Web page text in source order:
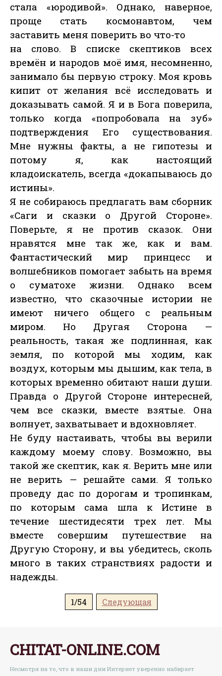
стала «юродивой». Однако, наверное,
проще стать космонавтом, чем
заставить меня поверить во что-то
на слово. В списке скептиков всех
времён и народов моё имя, несомненно,
занимало бы первую строку. Моя кровь
кипит от желания всё исследовать и
доказывать самой. Я и в Бога поверила,
только когда «попробовала на зуб»
подтверждения Его существования.
Мне нужны факты, а не гипотезы и
потому я, как настоящий
кладоискатель, всегда «докапываюсь до
истины».
Я не собираюсь предлагать вам сборник
«Саги и сказки о Другой Стороне».
Поверьте, я не против сказок. Они
нравятся мне так же, как и вам.
Фантастический мир принцесс и
волшебников помогает забыть на время
о суматохе жизни. Однако всем
известно, что сказочные истории не
имеют ничего общего с реальным
миром. Но Другая Сторона —
реальность, такая же подлинная, как
земля, по которой мы ходим, как
воздух, которым мы дышим, как тела, в
которых временно обитают наши души.
Правда о Другой Стороне интересней,
чем все сказки, вместе взятые. Она
волнует, захватывает и вдохновляет.
Не буду настаивать, чтобы вы верили
каждому моему слову. Возможно, вы
такой же скептик, как я. Верить мне или
не верить — решайте сами. Я только
проведу дас по дорогам и тропинкам,
по которым сама шла к Истине в
течение шестидесяти трех лет. Мы
вместе совершим путешествие на
Другую Сторону, и вы убедитесь, сколь
много в таких странствиях радости и
надежды.
1/54 Следующая
CHITAT-ONLINE.COM
Несмотря на то, что в наши дни Интернет уверенно набирает